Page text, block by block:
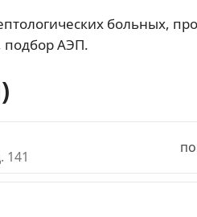
больных,
подбор АЭП.
141